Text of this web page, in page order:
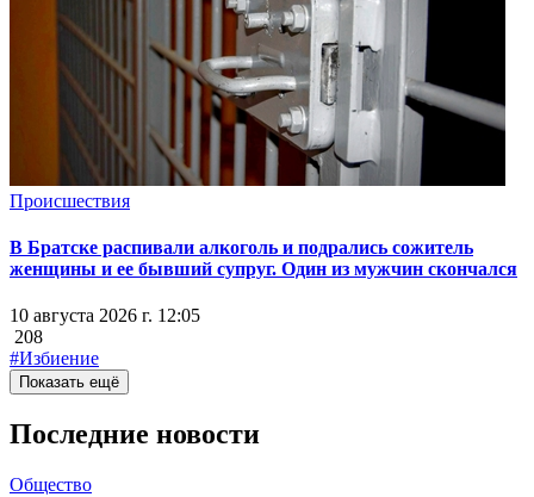
Происшествия
В Братске распивали алкоголь и подрались сожитель
женщины и ее бывший супруг. Один из мужчин скончался
10 августа 2026 г. 12:05
208
#Избиение
Показать ещё
Последние новости
Общество